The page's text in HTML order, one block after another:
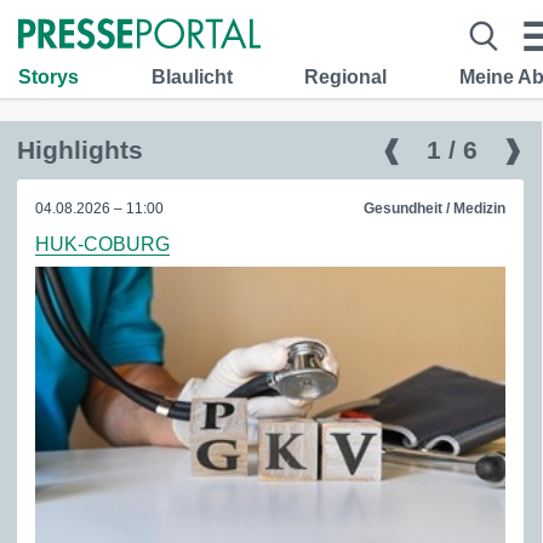
Storys Blaulicht Regional Meine
Highlights ❰ 1 / 6 ❱
04.08.2026 – 11:00 Gesundheit / Medizin
HUK-COBURG